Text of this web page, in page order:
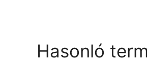
Hasonló